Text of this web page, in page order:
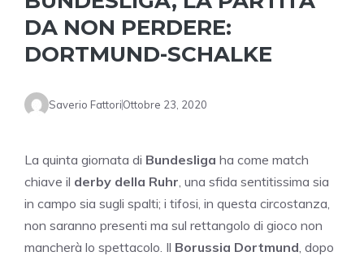
DA NON PERDERE:
DORTMUND-SCHALKE
Saverio FattoriOttobre 23, 2020
La quinta giornata di Bundesliga ha come match
chiave il derby della Ruhr, una sfida sentitissima sia
in campo sia sugli spalti; i tifosi, in questa circostanza,
non saranno presenti ma sul rettangolo di gioco non
mancherà lo spettacolo. Il Borussia Dortmund, dopo